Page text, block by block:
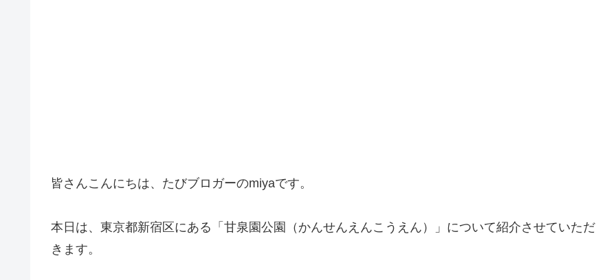
皆さんこんにちは、たびブロガーのmiyaです。
本日は、東京都新宿区にある「甘泉園公園（かんせんえんこうえん）」について紹介させていただ
きます。